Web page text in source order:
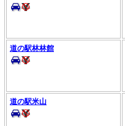
道の駅林林館
道の駅米山